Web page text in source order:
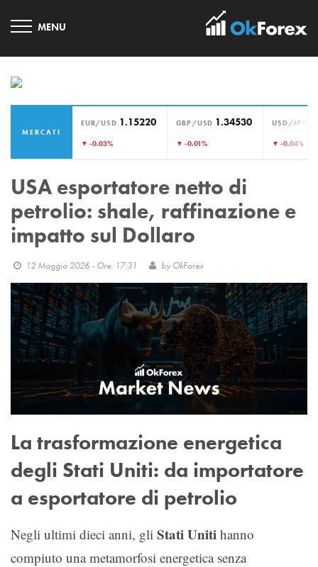
MERCATI
EUR/USD 1.15220
▼ -0.03%
GBP/USD 1.34530
▼ -0.01%
USD/JPY
▼ -0.04%
›
USA esportatore netto di
petrolio: shale, raffinazione e
impatto sul Dollaro
12 Maggio 2026 - Ore: 17:31 by OkForex
La trasformazione energetica
degli Stati Uniti: da importatore
a esportatore di petrolio
Negli ultimi dieci anni, gli Stati Uniti hanno
compiuto una metamorfosi energetica senza